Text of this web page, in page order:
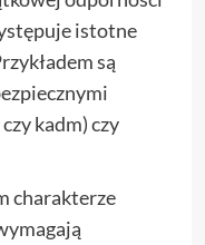
istotne
są
kadm) czy
charakterze